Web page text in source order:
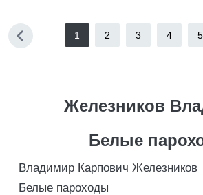
1 2 3 4 5
Железников
Белые
Владимир Карпович Железников
Белые пароходы